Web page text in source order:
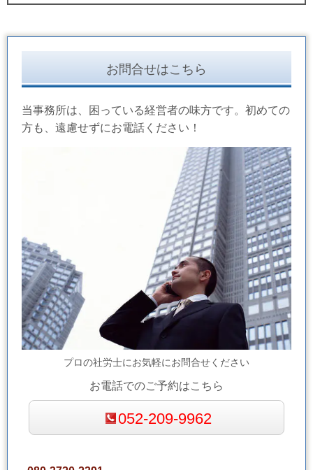
お問合せはこちら
当事務所は、困っている経営者の味方です。初めての
方も、遠慮せずにお電話ください！
プロの社労士にお気軽にお問合せください
お電話でのご予約はこちら
052-209-9962